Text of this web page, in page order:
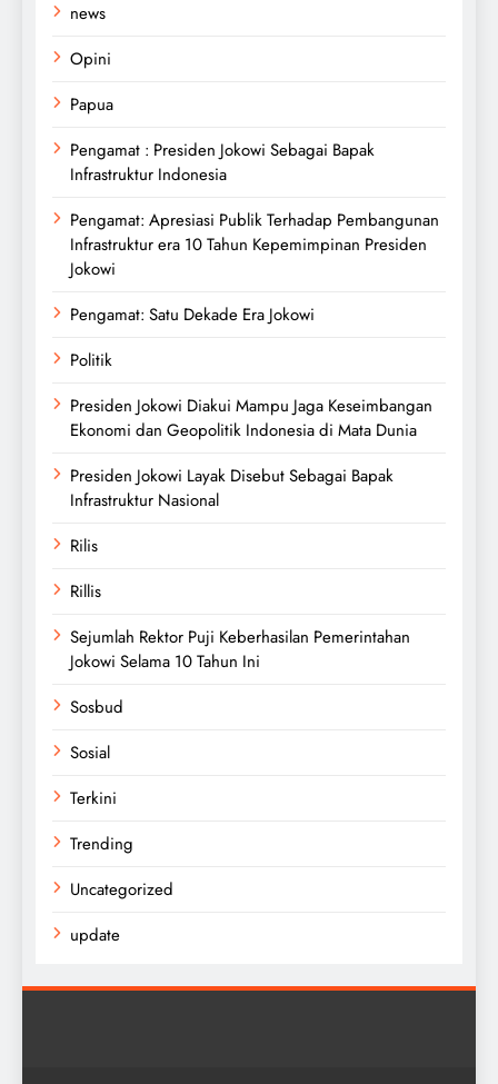
news
Opini
Papua
Pengamat : Presiden Jokowi Sebagai Bapak
Infrastruktur Indonesia
Pengamat: Apresiasi Publik Terhadap Pembangunan
Infrastruktur era 10 Tahun Kepemimpinan Presiden
Jokowi
Pengamat: Satu Dekade Era Jokowi
Politik
Presiden Jokowi Diakui Mampu Jaga Keseimbangan
Ekonomi dan Geopolitik Indonesia di Mata Dunia
Presiden Jokowi Layak Disebut Sebagai Bapak
Infrastruktur Nasional
Rilis
Rillis
Sejumlah Rektor Puji Keberhasilan Pemerintahan
Jokowi Selama 10 Tahun Ini
Sosbud
Sosial
Terkini
Trending
Uncategorized
update